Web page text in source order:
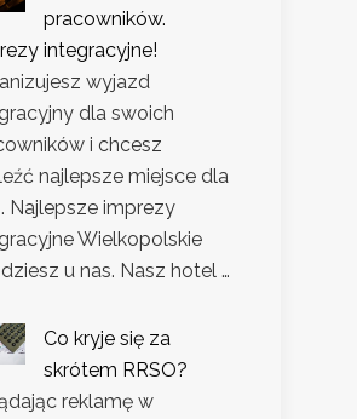
pracowników.
integracyjne!
wyjazd
dla swoich
i chcesz
najlepsze miejsce dla
Najlepsze imprezy
Wielkopolskie
u nas. Nasz hotel …
Co kryje się za
skrótem RRSO?
reklamę w